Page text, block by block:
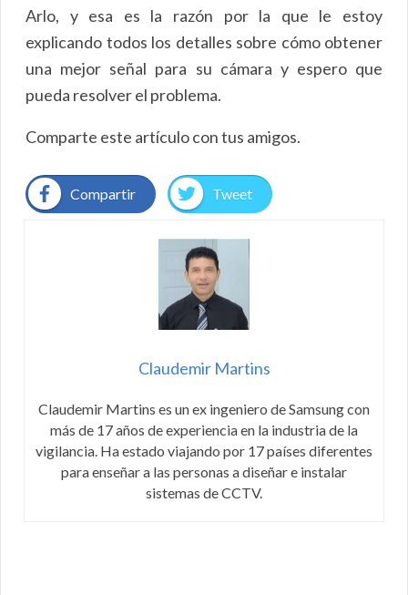
Arlo, y esa es la razón por la que le estoy
explicando todos los detalles sobre cómo obtener
una mejor señal para su cámara y espero que
pueda resolver el problema.
Comparte este artículo con tus amigos.
Compartir Tweet
Claudemir Martins
Claudemir Martins es un ex ingeniero de Samsung con
más de 17 años de experiencia en la industria de la
vigilancia. Ha estado viajando por 17 países diferentes
para enseñar a las personas a diseñar e instalar
sistemas de CCTV.